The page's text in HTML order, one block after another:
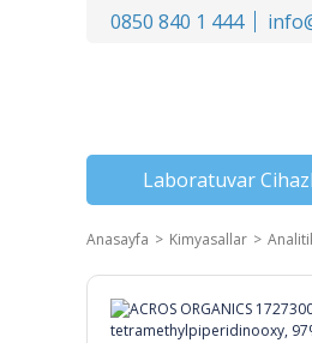
0850 840 1 444
Laboratuvar
Anasayfa Kimyasallar